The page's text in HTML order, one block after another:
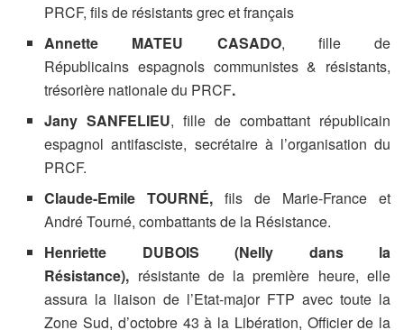
PRCF, fils de résistants grec et français
Annette MATEU CASADO, fille de
Républicains espagnols communistes & résistants,
trésorière nationale du PRCF.
Jany SANFELIEU, fille de combattant républicain
espagnol antifasciste, secrétaire à l’organisation du
PRCF.
Claude-Emile TOURNÉ,fils de Marie-France et
André Tourné, combattants de la Résistance.
Henriette DUBOIS (Nelly dans la
Résistance), résistante de la première heure, elle
assura la liaison de l’Etat-major FTP avec toute la
Zone Sud, d’octobre 43 à la Libération, Officier de la